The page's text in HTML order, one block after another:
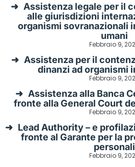
Assistenza legale per il
alle giurisdizioni
organismi sovranazionali
umani
Febbraio 9,
Assistenza per il
dinanzi ad organismi
Febbraio 9,
Assistenza alla Banca
fronte alla General Court
Febbraio 9,
Lead Authority – e
fronte al Garante per la
personali
Febbraio 9,